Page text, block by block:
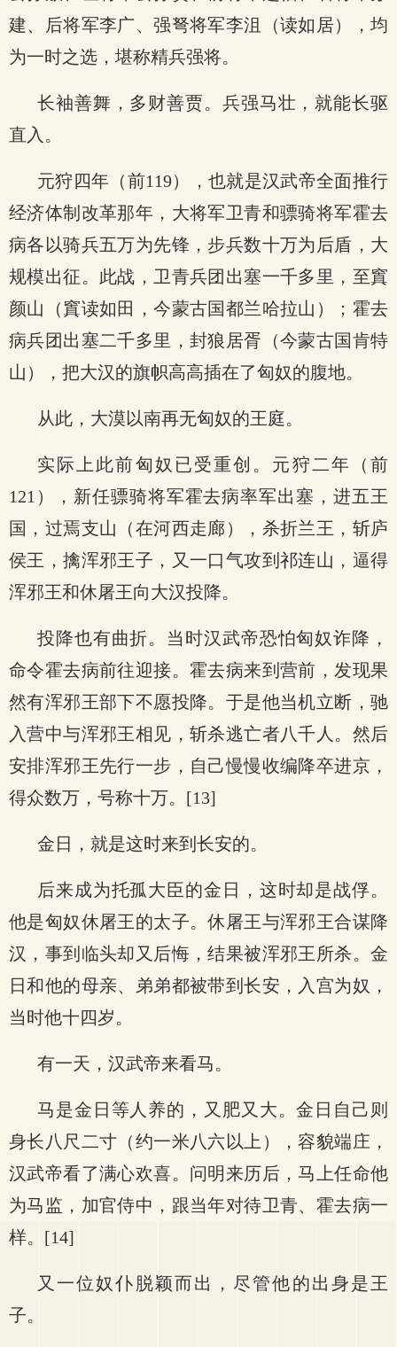
建、后将军李广、强弩将军李沮（读如居），均
为一时之选，堪称精兵强将。
长袖善舞，多财善贾。兵强马壮，就能长驱
直入。
元狩四年（前119），也就是汉武帝全面推行
经济体制改革那年，大将军卫青和骠骑将军霍去
病各以骑兵五万为先锋，步兵数十万为后盾，大
规模出征。此战，卫青兵团出塞一千多里，至窴
颜山（窴读如田，今蒙古国都兰哈拉山）；霍去
病兵团出塞二千多里，封狼居胥（今蒙古国肯特
山），把大汉的旗帜高高插在了匈奴的腹地。
从此，大漠以南再无匈奴的王庭。
实际上此前匈奴已受重创。元狩二年（前
121），新任骠骑将军霍去病率军出塞，进五王
国，过焉支山（在河西走廊），杀折兰王，斩庐
侯王，擒浑邪王子，又一口气攻到祁连山，逼得
浑邪王和休屠王向大汉投降。
投降也有曲折。当时汉武帝恐怕匈奴诈降，
命令霍去病前往迎接。霍去病来到营前，发现果
然有浑邪王部下不愿投降。于是他当机立断，驰
入营中与浑邪王相见，斩杀逃亡者八千人。然后
安排浑邪王先行一步，自己慢慢收编降卒进京，
得众数万，号称十万。[13]
金日，就是这时来到长安的。
后来成为托孤大臣的金日，这时却是战俘。
他是匈奴休屠王的太子。休屠王与浑邪王合谋降
汉，事到临头却又后悔，结果被浑邪王所杀。金
日和他的母亲、弟弟都被带到长安，入宫为奴，
当时他十四岁。
有一天，汉武帝来看马。
马是金日等人养的，又肥又大。金日自己则
身长八尺二寸（约一米八六以上），容貌端庄，
汉武帝看了满心欢喜。问明来历后，马上任命他
为马监，加官侍中，跟当年对待卫青、霍去病一
样。[14]
又一位奴仆脱颖而出，尽管他的出身是王
子。